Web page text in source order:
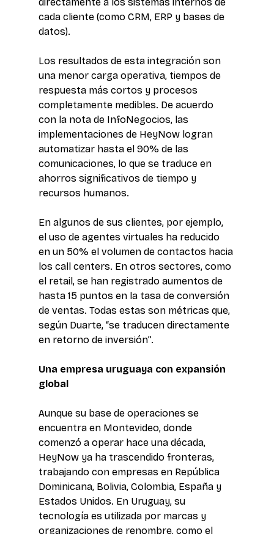
cada cliente (como CRM, ERP y bases de
datos).
Los resultados de esta integración son
una menor carga operativa, tiempos de
respuesta más cortos y procesos
completamente medibles. De acuerdo
con la nota de InfoNegocios, las
implementaciones de HeyNow logran
automatizar hasta el 90% de las
comunicaciones, lo que se traduce en
ahorros significativos de tiempo y
recursos humanos.
En algunos de sus clientes, por ejemplo,
el uso de agentes virtuales ha reducido
en un 50% el volumen de contactos hacia
los call centers. En otros sectores, como
el retail, se han registrado aumentos de
hasta 15 puntos en la tasa de conversión
de ventas. Todas estas son métricas que,
según Duarte, “se traducen directamente
en retorno de inversión”.
Una empresa uruguaya con expansión
global
Aunque su base de operaciones se
encuentra en Montevideo, donde
comenzó a operar hace una década,
HeyNow ya ha trascendido fronteras,
trabajando con empresas en República
Dominicana, Bolivia, Colombia, España y
Estados Unidos. En Uruguay, su
tecnología es utilizada por marcas y
organizaciones de renombre, como el